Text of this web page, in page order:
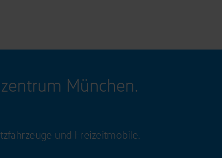
München.
und Freizeitmobile.